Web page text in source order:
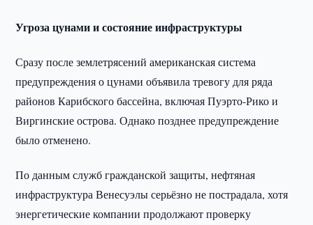
Угроза цунами и состояние инфраструктуры
Сразу после землетрясений американская система
предупреждения о цунами объявила тревогу для ряда
районов Карибского бассейна, включая Пуэрто-Рико и
Виргинские острова. Однако позднее предупреждение
было отменено.
По данным служб гражданской защиты, нефтяная
инфраструктура Венесуэлы серьёзно не пострадала, хотя
энергетические компании продолжают проверку